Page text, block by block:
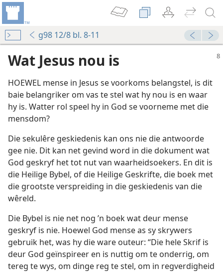
g98 12/8 bl. 8-11
Wat Jesus nou is
HOEWEL mense in Jesus se voorkoms belangstel, is dit
baie belangriker om vas te stel wat hy nou is en waar
hy is. Watter rol speel hy in God se voorneme met die
mensdom?
Die sekulêre geskiedenis kan ons nie die antwoorde
gee nie. Dit kan net gevind word in die dokument wat
God geskryf het tot nut van waarheidsoekers. En dit is
die Heilige Bybel, of die Heilige Geskrifte, die boek met
die grootste verspreiding in die geskiedenis van die
wêreld.
Die Bybel is nie net nog ’n boek wat deur mense
geskryf is nie. Hoewel God mense as sy skrywers
gebruik het, was hy die ware outeur: “Die hele Skrif is
deur God geïnspireer en is nuttig om te onderrig, om
tereg te wys, om dinge reg te stel, om in regverdigheid